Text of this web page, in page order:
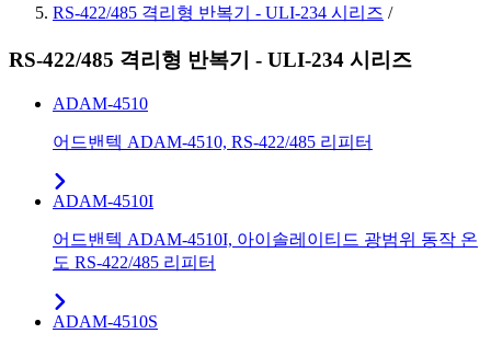
RS-422/485 격리형 반복기 - ULI-234 시리즈 /
RS-422/485 격리형 반복기 - ULI-234 시리즈
ADAM-4510
어드밴텍 ADAM-4510, RS-422/485 리피터
ADAM-4510I
어드밴텍 ADAM-4510I, 아이솔레이티드 광범위 동작 온
도 RS-422/485 리피터
ADAM-4510S